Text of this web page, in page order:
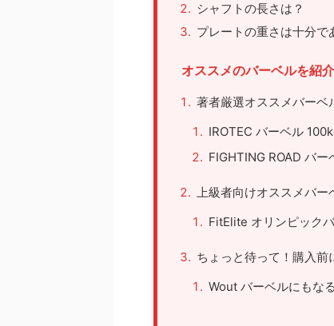
シャフトの長さは？
プレートの重さは十分で
オススメのバーベルを紹介
著者厳選オススメバーベ
IROTEC バーベル
FIGHTING ROAD バー
上級者向けオススメバー
FitElite オリンピック
ちょっと待って！購入前
Wout バーベルにもな